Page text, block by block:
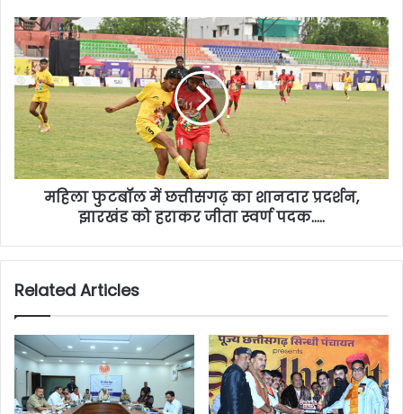
महिला फुटबॉल में छत्तीसगढ़ का शानदार प्रदर्शन,
झारखंड को हराकर जीता स्वर्ण पदक…..
Related Articles